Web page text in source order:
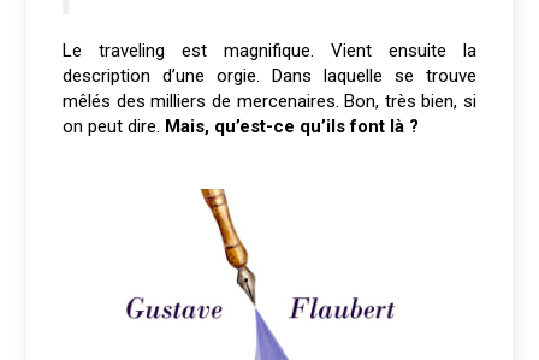
Le traveling est magnifique. Vient ensuite la
description d’une orgie. Dans laquelle se trouve
mêlés des milliers de mercenaires. Bon, très bien, si
on peut dire. Mais, qu’est-ce qu’ils font là ?